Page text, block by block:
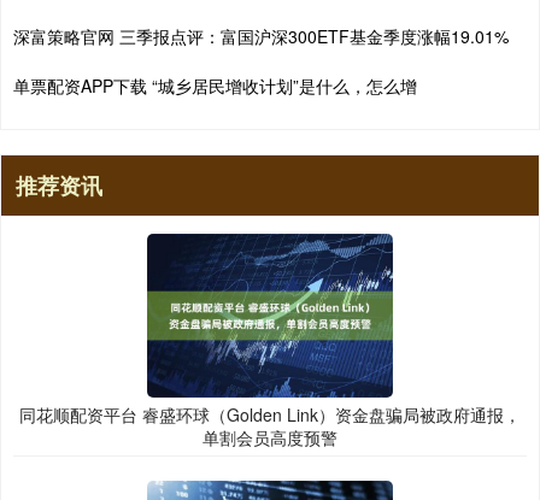
深富策略官网 三季报点评：富国沪深300ETF基金季度涨幅19.01%
单票配资APP下载 “城乡居民增收计划”是什么，怎么增
推荐资讯
同花顺配资平台 睿盛环球（Golden Link）资金盘骗局被政府通报，
单割会员高度预警